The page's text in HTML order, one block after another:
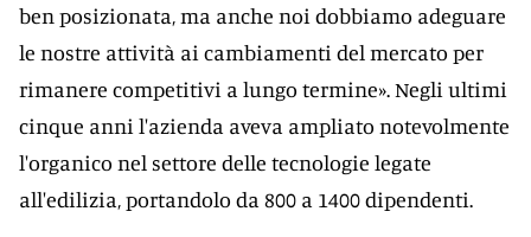
ben posizionata, ma anche noi dobbiamo adeguare
le nostre attività ai cambiamenti del mercato per
rimanere competitivi a lungo termine». Negli ultimi
cinque anni l'azienda aveva ampliato notevolmente
l'organico nel settore delle tecnologie legate
all'edilizia, portandolo da 800 a 1400 dipendenti.